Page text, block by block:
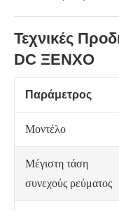
Τεχνικές
DC ΞΕΝΧΟ
Παράμετρος
Μοντέλο
Μέγιστη τάση
συνεχούς ρεύματος